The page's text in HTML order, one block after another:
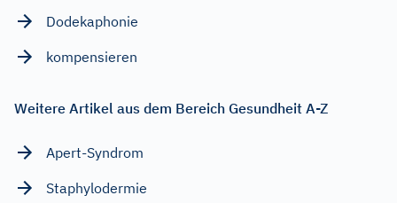
Dodekaphonie
kompensieren
Weitere Artikel aus dem Bereich Gesundheit A-Z
Apert-Syndrom
Staphylodermie